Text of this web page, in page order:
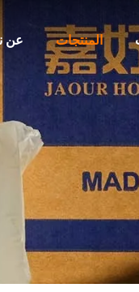
عن نحن المنتجات